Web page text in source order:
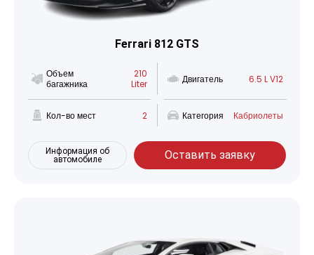
Ferrari 812 GTS
Объем
багажника
210
Liter
Двигатель 6.5 L V12
Кол-во мест 2 Категория Кабриолеты
Информация об
автомобиле
Оставить заявку